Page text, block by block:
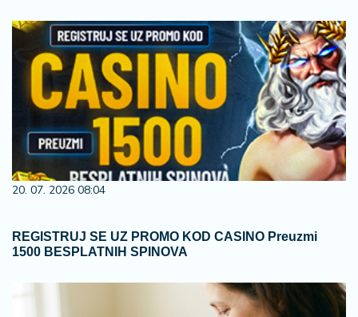
20. 07. 2026 08:04
REGISTRUJ SE UZ PROMO KOD CASINO Preuzmi
1500 BESPLATNIH SPINOVA